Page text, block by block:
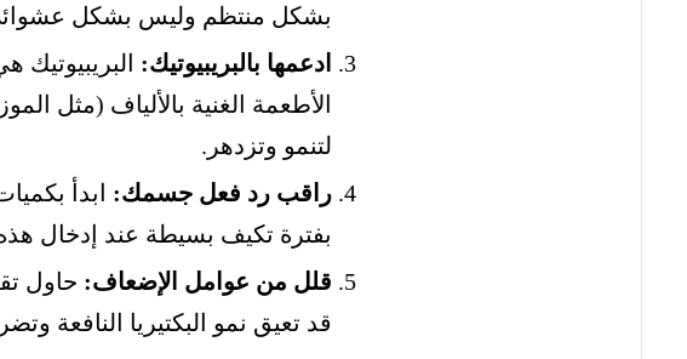
بشكل منتظم وليس بشكل
ادعمها بالبريبيوتيك: البريبيوتيك
الأطعمة الغنية بالألياف (مثل
لتنمو وتزدهر.
راقب رد فعل جسمك: ابدأ
بفترة تكيف بسيطة عند إدخال هذه
قلل من عوامل الإضعاف: حاول
قد تعيق نمو البكتيريا النافعة